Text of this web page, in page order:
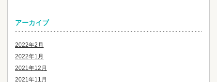
アーカイブ
2022年2月
2022年1月
2021年12月
2021年11月